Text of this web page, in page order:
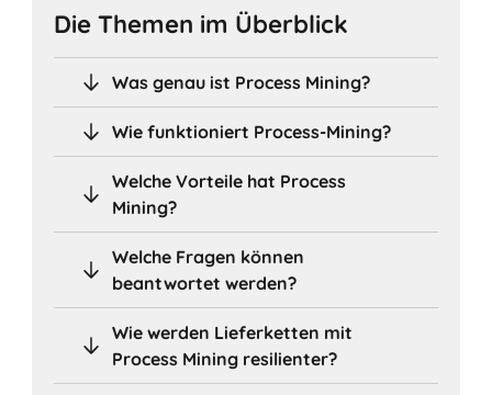
Die Themen im Überblick
Was genau ist Process Mining?
Wie funktioniert Process-Mining?
Welche Vorteile hat Process
Mining?
Welche Fragen können
beantwortet werden?
Wie werden Lieferketten mit
Process Mining resilienter?